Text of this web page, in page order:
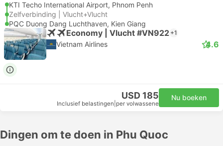
KTI Techo International Airport, Phnom Penh
Zelfverbinding | Vlucht+Vlucht
PQC Duong Dang Luchthaven, Kien Giang
Economy | Vlucht #VN922 +1
Vietnam Airlines 4.6
USD 185
Inclusief belastingen per volwassene
Nu boeken
Dingen om te doen in Phu Quoc